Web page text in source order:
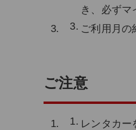
き、必ずマ
ご利用月の
ご注意
レンタカー